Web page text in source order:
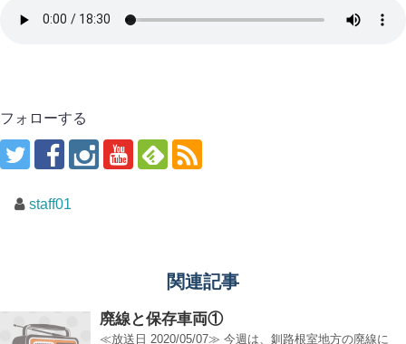
フォローする
staff01
関連記事
廃線と保存車両①
≪放送日 2020/05/07≫ 今週は、釧路根室地方の廃線に